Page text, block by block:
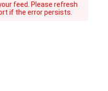
feed. Please refresh
if the error persists.